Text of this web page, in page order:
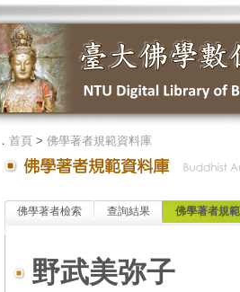
． 首頁> 佛學著者規範資料庫
佛學著者檢索 查詢結果 佛學著者規
野武美弥子